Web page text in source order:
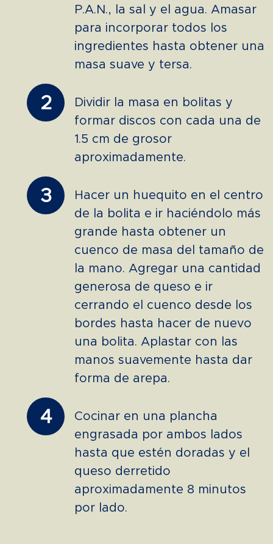
P.A.N., la sal y el agua. Amasar
para incorporar todos los
ingredientes hasta obtener una
masa suave y tersa.
2
Dividir la masa en bolitas y
formar discos con cada una de
1.5 cm de grosor
aproximadamente.
3
Hacer un huequito en el centro
de la bolita e ir haciéndolo más
grande hasta obtener un
cuenco de masa del tamaño de
la mano. Agregar una cantidad
generosa de queso e ir
cerrando el cuenco desde los
bordes hasta hacer de nuevo
una bolita. Aplastar con las
manos suavemente hasta dar
forma de arepa.
4
Cocinar en una plancha
engrasada por ambos lados
hasta que estén doradas y el
queso derretido
aproximadamente 8 minutos
por lado.